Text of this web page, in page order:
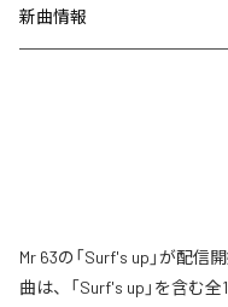
新曲情報
Mr 63の「Surf's up」が配
曲は、「Surf's up」を含む全